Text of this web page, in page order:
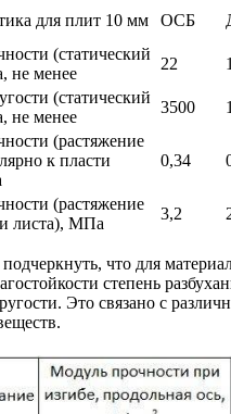
для плит 10 мм ОСБ
(статический
не менее
22
(статический
не менее
3500
(растяжение
к пласти
0,34
(растяжение
листа), МПа
3,2
что для
степень
Это связано с